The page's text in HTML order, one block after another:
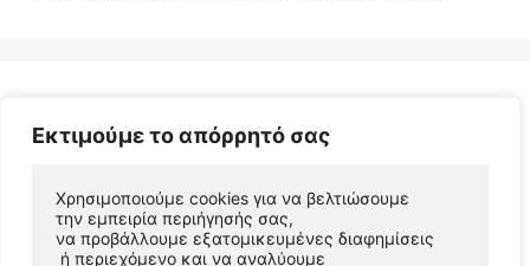
Εκτιμούμε το απόρρητό σας
Χρησιμοποιούμε cookies για να βελτιώσουμε
την εμπειρία περιήγησής σας,
να προβάλλουμε εξατομικευμένες διαφημίσεις
ή περιεχόμενο και να αναλύουμε